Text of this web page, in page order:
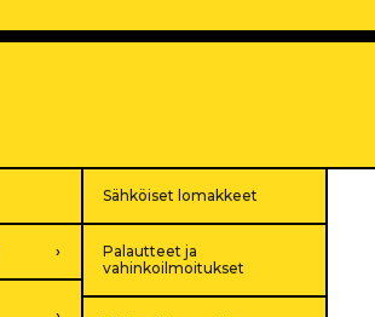
Sähköiset lomakkeet
Palautteet ja
vahinkoilmoitukset